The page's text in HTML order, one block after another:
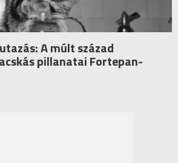
A múlt század
pillanatai Fortepan-